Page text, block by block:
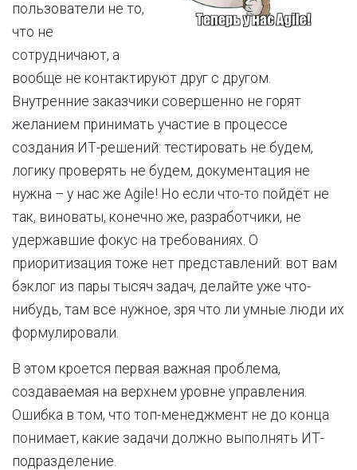
пользователи не то,
что не
сотрудничают, а
вообще не контактируют друг с другом.
Внутренние заказчики совершенно не горят
желанием принимать участие в процессе
создания ИТ-решений: тестировать не будем,
логику проверять не будем, документация не
нужна – у нас же Agile! Но если что-то пойдёт не
так, виноваты, конечно же, разработчики, не
удержавшие фокус на требованиях. О
приоритизация тоже нет представлений: вот вам
бэклог из пары тысяч задач, делайте уже что-
нибудь, там все нужное, зря что ли умные люди их
формулировали.
В этом кроется первая важная проблема,
создаваемая на верхнем уровне управления.
Ошибка в том, что топ-менеджмент не до конца
понимает, какие задачи должно выполнять ИТ-
подразделение.